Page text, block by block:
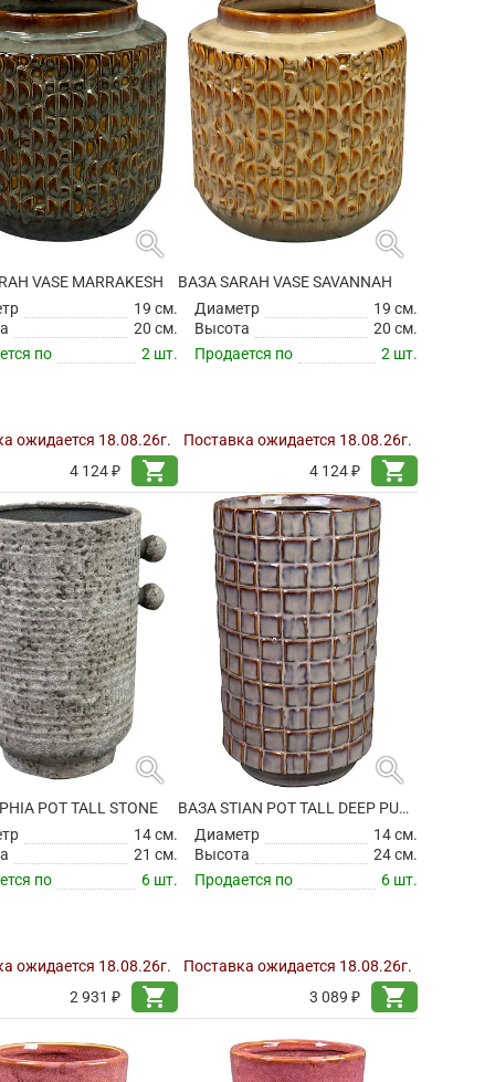
search
VASE MARRAKESH
19 см.
20 см.
по
2 шт.
ожидается 18.08.26г.
4 124 ₽
shopping_cart
search
ВАЗА SARAH VASE SAVANNAH
Диаметр
19 см.
Высота
20 см.
Продается по
2 шт.
Поставка ожидается 18.08.26г.
4 124 ₽
shopping_cart
search
POT TALL STONE
14 см.
21 см.
по
6 шт.
ожидается 18.08.26г.
2 931 ₽
shopping_cart
search
ВАЗА STIAN POT TALL DEEP PURPLE
Диаметр
14 см.
Высота
24 см.
Продается по
6 шт.
Поставка ожидается 18.08.26г.
3 089 ₽
shopping_cart